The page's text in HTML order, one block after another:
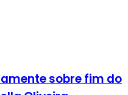
sobre fim do